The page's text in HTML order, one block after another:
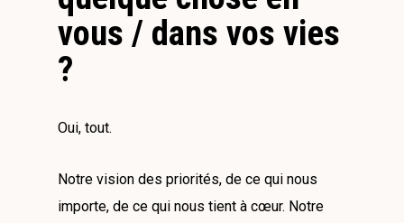
vous / dans vos vies
?
Oui, tout.
Notre vision des priorités, de ce qui nous
importe, de ce qui nous tient à cœur. Notre